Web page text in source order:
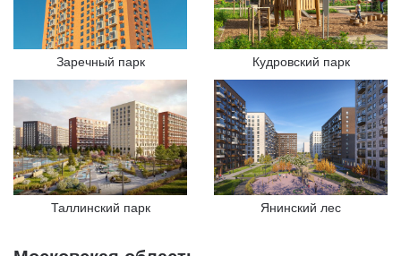
Заречный парк Кудровский парк
Таллинский парк Янинский лес